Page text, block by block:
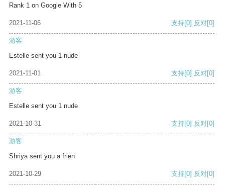
Rank 1 on Google With 5
2021-11-06 支持[0] 反对[0]
游客
Estelle sent you 1 nude
2021-11-01 支持[0] 反对[0]
游客
Estelle sent you 1 nude
2021-10-31 支持[0] 反对[0]
游客
Shriya sent you a frien
2021-10-29 支持[0] 反对[0]